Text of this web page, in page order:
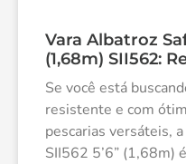
Vara Albatroz
(1,68m) SII562:
Se você está
resistente e com
pescarias versáteis,
SII562 5’6” (1,68m)